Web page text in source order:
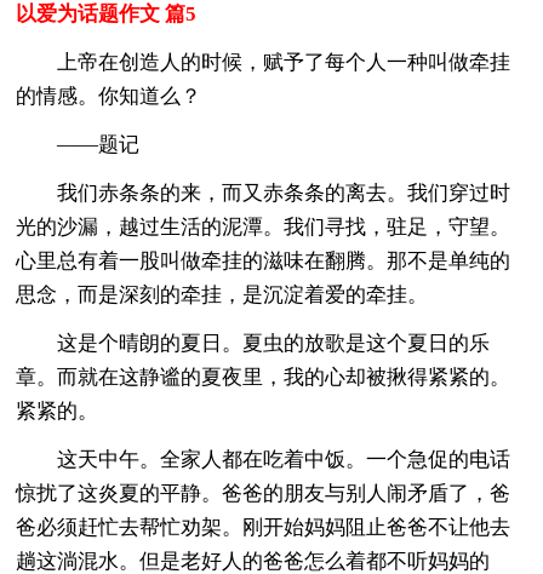
以爱为话题作文 篇5
上帝在创造人的时候，赋予了每个人一种叫做牵挂
的情感。你知道么？
——题记
我们赤条条的来，而又赤条条的离去。我们穿过时
光的沙漏，越过生活的泥潭。我们寻找，驻足，守望。
心里总有着一股叫做牵挂的滋味在翻腾。那不是单纯的
思念，而是深刻的牵挂，是沉淀着爱的牵挂。
这是个晴朗的夏日。夏虫的放歌是这个夏日的乐
章。而就在这静谧的夏夜里，我的心却被揪得紧紧的。
紧紧的。
这天中午。全家人都在吃着中饭。一个急促的电话
惊扰了这炎夏的平静。爸爸的朋友与别人闹矛盾了，爸
爸必须赶忙去帮忙劝架。刚开始妈妈阻止爸爸不让他去
趟这淌混水。但是老好人的爸爸怎么着都不听妈妈的